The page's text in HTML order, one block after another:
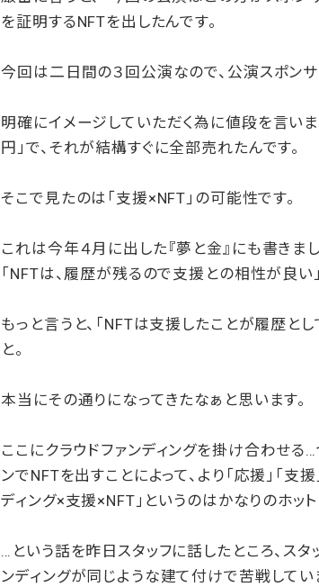
を証明するNFTを出したんです。
今回は二日間の３回公演なので、公演スポンサ
明確にイメージしていただく為に値段を言いま
円」で、それが結構すぐに全部売れたんです。
そこで見たのは「支援×NFT」の可能性です。
これは今年４月に出した『夢と金』にも書きまし
「NFTは、履歴が残るので支援との相性が良い」
もっと言うと、「NFTは支援したことが履歴と
と。
本当にその通りになってきたなぁと思います。
ここにクラウドファンディングを掛け合わせる…
ンでNFTを出すことによって、より「応援」「支
ディング×支援×NFT」というのはかなりのホッ
…という話を昨日スタッフに話したところ、スタ
ンディングが同じような建て付けで苦戦してい